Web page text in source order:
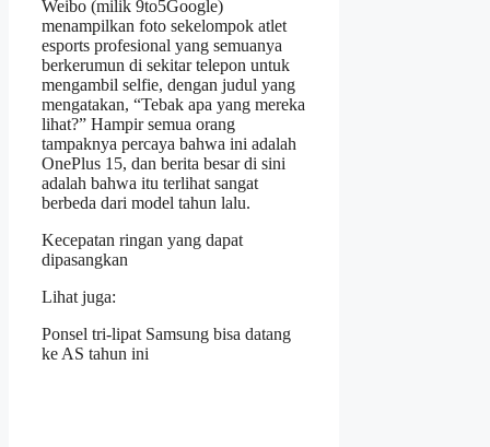
Weibo (milik 9to5Google)
menampilkan foto sekelompok atlet
esports profesional yang semuanya
berkerumun di sekitar telepon untuk
mengambil selfie, dengan judul yang
mengatakan, “Tebak apa yang mereka
lihat?” Hampir semua orang
tampaknya percaya bahwa ini adalah
OnePlus 15, dan berita besar di sini
adalah bahwa itu terlihat sangat
berbeda dari model tahun lalu.
Kecepatan ringan yang dapat
dipasangkan
Lihat juga:
Ponsel tri-lipat Samsung bisa datang
ke AS tahun ini